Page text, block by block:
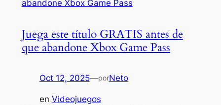
Juega este título GRATIS antes de
que abandone Xbox Game Pass
Oct 12, 2025—porNeto
en Videojuegos